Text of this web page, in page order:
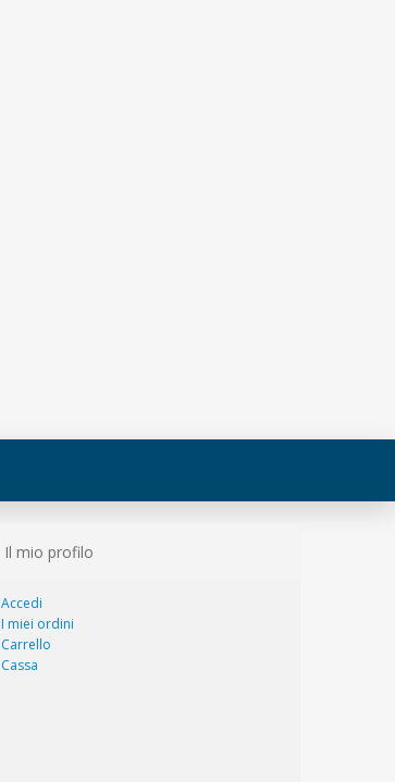
Il mio profilo
Accedi
I miei ordini
Carrello
Cassa